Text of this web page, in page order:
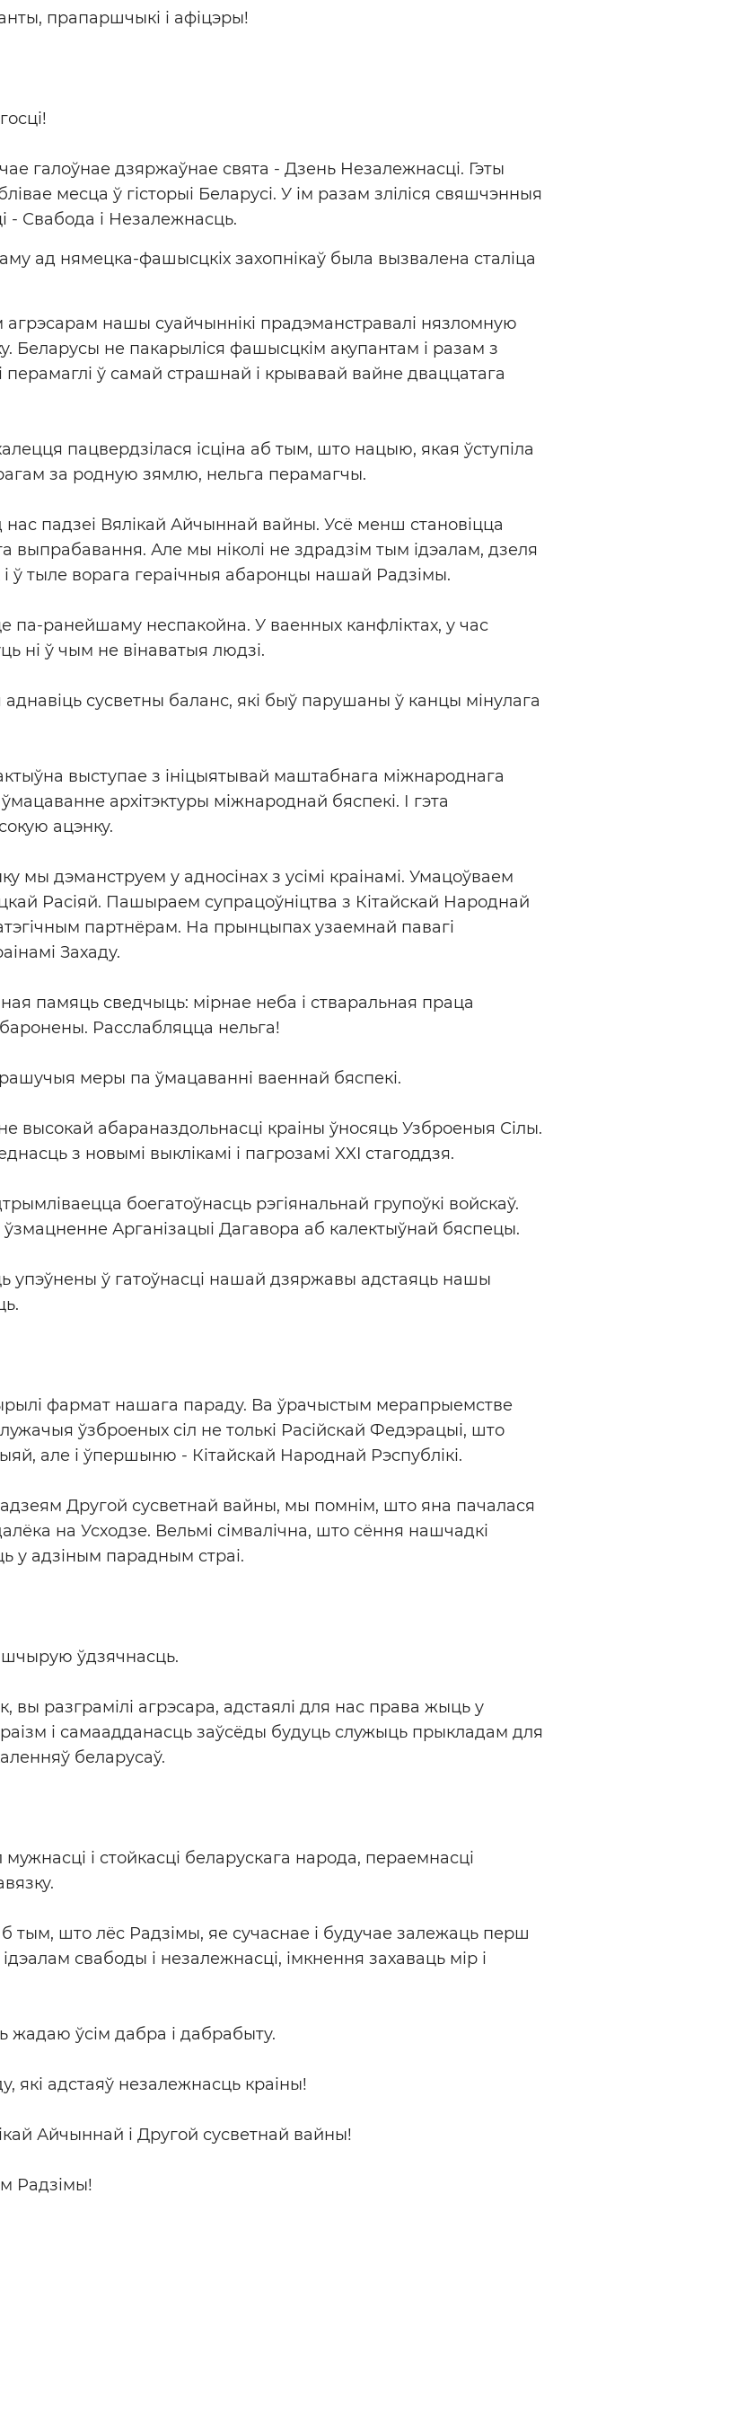
прапаршчыкі і афіцэры!
галоўнае дзяржаўнае свята - Дзень Незалежнасці. Гэты
месца ў гісторыі Беларусі. У ім разам зліліся свяшчэнныя
- Свабода і Незалежнасць.
ад нямецка-фашысцкіх захопнікаў была вызвалена сталіца
агрэсарам нашы суайчыннікі прадэманстравалі нязломную
Беларусы не пакарыліся фашысцкім акупантам і разам з
перамаглі ў самай страшнай і крывавай вайне дваццатага
пацвердзілася ісціна аб тым, што нацыю, якая ўступіла
за родную зямлю, нельга перамагчы.
падзеі Вялікай Айчыннай вайны. Усё менш становіцца
выпрабавання. Але мы ніколі не здрадзім тым ідэалам, дзеля
і ў тыле ворага гераічныя абаронцы нашай Радзімы.
па-ранейшаму неспакойна. У ваенных канфліктах, у час
ні ў чым не вінаватыя людзі.
аднавіць сусветны баланс, які быў парушаны ў канцы мінулага
выступае з ініцыятывай маштабнага міжнароднага
архітэктуры міжнароднай бяспекі. І гэта
ацэнку.
мы дэманструем у адносінах з усімі краінамі. Умацоўваем
Расіяй. Пашыраем супрацоўніцтва з Кітайскай Народнай
партнёрам. На прынцыпах узаемнай павагі
Захаду.
памяць сведчыць: мірнае неба і стваральная праца
Расслабляцца нельга!
меры па ўмацаванні ваеннай бяспекі.
высокай абараназдольнасці краіны ўносяць Узброеныя Сілы.
з новымі выклікамі і пагрозамі XXI стагоддзя.
боегатоўнасць рэгіянальнай групоўкі войскаў.
ўзмацненне Арганізацыі Дагавора аб калектыўнай бяспецы.
упэўнены ў гатоўнасці нашай дзяржавы адстаяць нашы
фармат нашага параду. Ва ўрачыстым мерапрыемстве
ўзброеных сіл не толькі Расійскай Федэрацыі, што
але і ўпершыню - Кітайскай Народнай Рэспублікі.
Другой сусветнай вайны, мы помнім, што яна пачалася
на Усходзе. Вельмі сімвалічна, што сёння нашчадкі
у адзіным парадным страі.
ўдзячнасць.
вы разграмілі агрэсара, адстаялі для нас права жыць у
і самаадданасць заўсёды будуць служыць прыкладам для
беларусаў.
і стойкасці беларускага народа, пераемнасці
тым, што лёс Радзімы, яе сучаснае і будучае залежаць перш
свабоды і незалежнасці, імкнення захаваць мір і
жадаю ўсім дабра і дабрабыту.
які адстаяў незалежнасць краіны!
Айчыннай і Другой сусветнай вайны!
Радзімы!